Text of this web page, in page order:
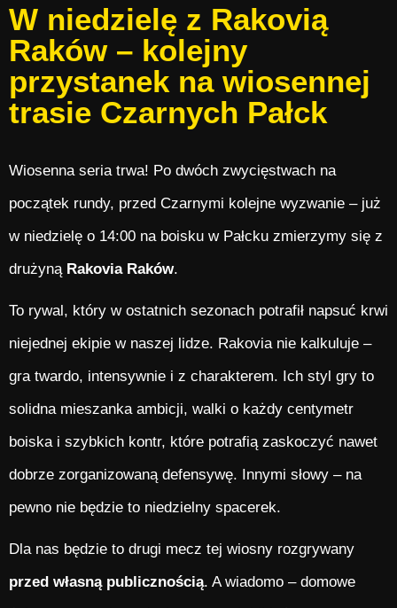
W niedzielę z Rakovią
Raków – kolejny
przystanek na wiosennej
trasie Czarnych Pałck
Wiosenna seria trwa! Po dwóch zwycięstwach na
początek rundy, przed Czarnymi kolejne wyzwanie – już
w niedzielę o 14:00 na boisku w Pałcku zmierzymy się z
drużyną Rakovia Raków.
To rywal, który w ostatnich sezonach potrafił napsuć krwi
niejednej ekipie w naszej lidze. Rakovia nie kalkuluje –
gra twardo, intensywnie i z charakterem. Ich styl gry to
solidna mieszanka ambicji, walki o każdy centymetr
boiska i szybkich kontr, które potrafią zaskoczyć nawet
dobrze zorganizowaną defensywę. Innymi słowy – na
pewno nie będzie to niedzielny spacerek.
Dla nas będzie to drugi mecz tej wiosny rozgrywany
przed własną publicznością. A wiadomo – domowe